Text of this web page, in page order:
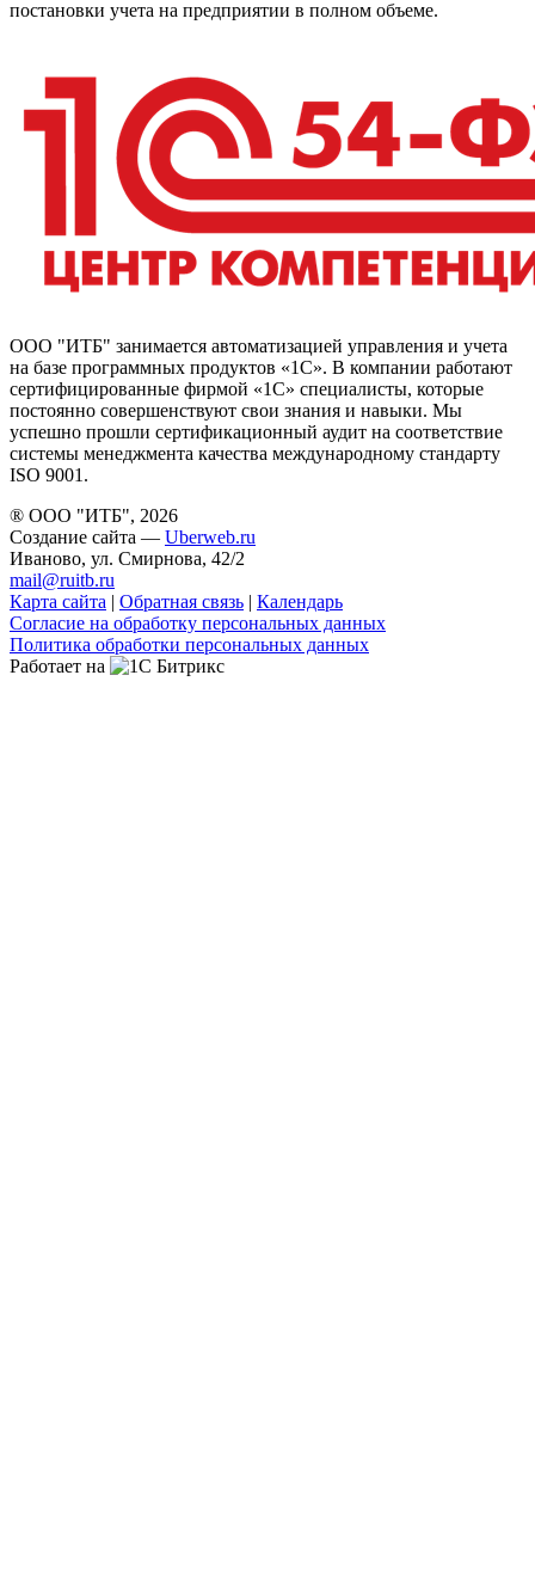
постановки учета на предприятии в полном объеме.
ООО "ИТБ" занимается автоматизацией управления и учета
на базе программных продуктов «1С». В компании работают
сертифицированные фирмой «1С» специалисты, которые
постоянно совершенствуют свои знания и навыки. Мы
успешно прошли сертификационный аудит на соответствие
системы менеджмента качества международному стандарту
ISO 9001.
® ООО "ИТБ", 2026
Создание сайта — Uberweb.ru
Иваново, ул. Смирнова, 42/2
mail@ruitb.ru
Карта сайта | Обратная связь | Календарь
Согласие на обработку персональных данных
Политика обработки персональных данных
Работает на